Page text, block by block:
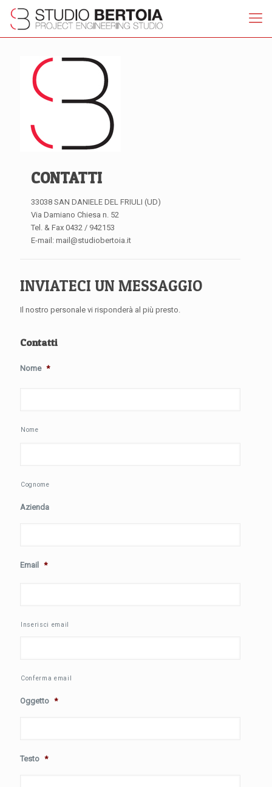
CONTATTI
33038 SAN DANIELE DEL FRIULI (UD)
Via Damiano Chiesa n. 52
Tel. & Fax 0432 / 942153
E-mail: mail@studiobertoia.it
INVIATECI UN MESSAGGIO
Il nostro personale vi risponderà al più presto.
Contatti
Nome *
Nome
Cognome
Azienda
Email *
Inserisci email
Conferma email
Oggetto *
Testo *